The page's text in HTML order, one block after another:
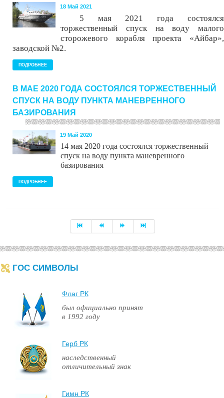
18 Май 2021
5 мая 2021 года состоялся
торжественный спуск на воду малого
сторожевого корабля проекта «Айбар»,
заводской №2.
ПОДРОБНЕЕ
В МАЕ 2020 ГОДА СОСТОЯЛСЯ ТОРЖЕСТВЕННЫЙ
СПУСК НА ВОДУ ПУНКТА МАНЕВРЕННОГО
БАЗИРОВАНИЯ
19 Май 2020
14 мая 2020 года состоялся торжественный
спуск на воду пункта маневренного
базирования
ПОДРОБНЕЕ
ГОС СИМВОЛЫ
Флаг РК
был официально принят
в 1992 году
Герб РК
наследственный
отличительный знак
Гимн РК